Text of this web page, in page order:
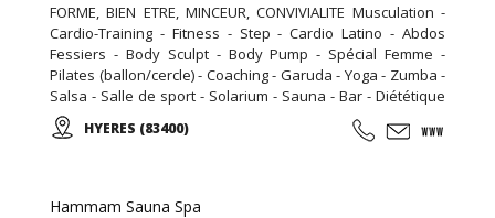
FORME, BIEN ETRE, MINCEUR, CONVIVIALITE Musculation -
Cardio-Training - Fitness - Step - Cardio Latino - Abdos
Fessiers - Body Sculpt - Body Pump - Spécial Femme -
Pilates (ballon/cercle) - Coaching - Garuda - Yoga - Zumba -
Salsa - Salle de sport - Solarium - Sauna - Bar - Diététique
N'hésitez pas à nous rendre visite, la première séance est
gratuite! Pour toute inscription, l'accès au sauna est offert
HYERES (83400)
Hammam Sauna Spa